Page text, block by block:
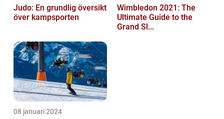
Judo: En grundlig översikt
över kampsporten
Wimbledon 2021: The
Ultimate Guide to the
Grand Sl...
08 januari 2024